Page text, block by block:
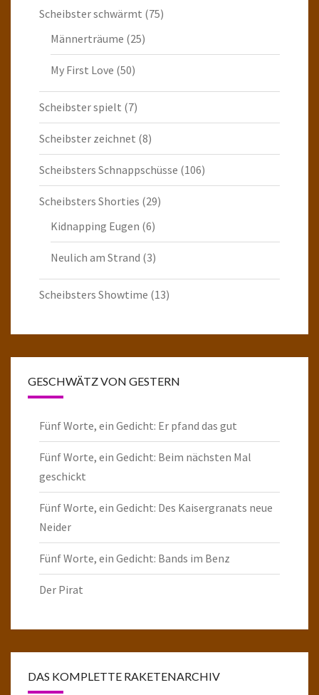
Scheibster schwärmt (75)
Männerträume (25)
My First Love (50)
Scheibster spielt (7)
Scheibster zeichnet (8)
Scheibsters Schnappschüsse (106)
Scheibsters Shorties (29)
Kidnapping Eugen (6)
Neulich am Strand (3)
Scheibsters Showtime (13)
GESCHWÄTZ VON GESTERN
Fünf Worte, ein Gedicht: Er pfand das gut
Fünf Worte, ein Gedicht: Beim nächsten Mal
geschickt
Fünf Worte, ein Gedicht: Des Kaisergranats neue
Neider
Fünf Worte, ein Gedicht: Bands im Benz
Der Pirat
DAS KOMPLETTE RAKETENARCHIV